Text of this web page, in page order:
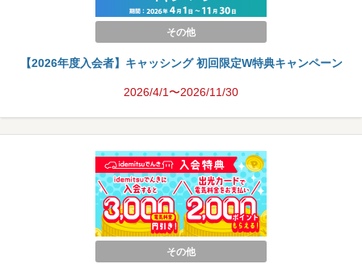
その他
【2026年度入会者】キャッシング 初回限定W特典キャンペーン
2026/4/1〜2026/11/30
その他